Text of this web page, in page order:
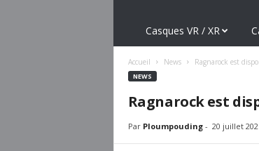
Casques VR / XR
Accueil News Ragnarock est
NEWS
Ragnarock est
Par Ploumpouding- 20 juillet